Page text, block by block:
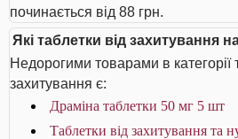
починається від 88 грн.
Які таблетки від захитування
Недорогими товарами в категорії
захитування є:
Драміна таблетки 50 мг 5 шт
Таблетки від захитування та